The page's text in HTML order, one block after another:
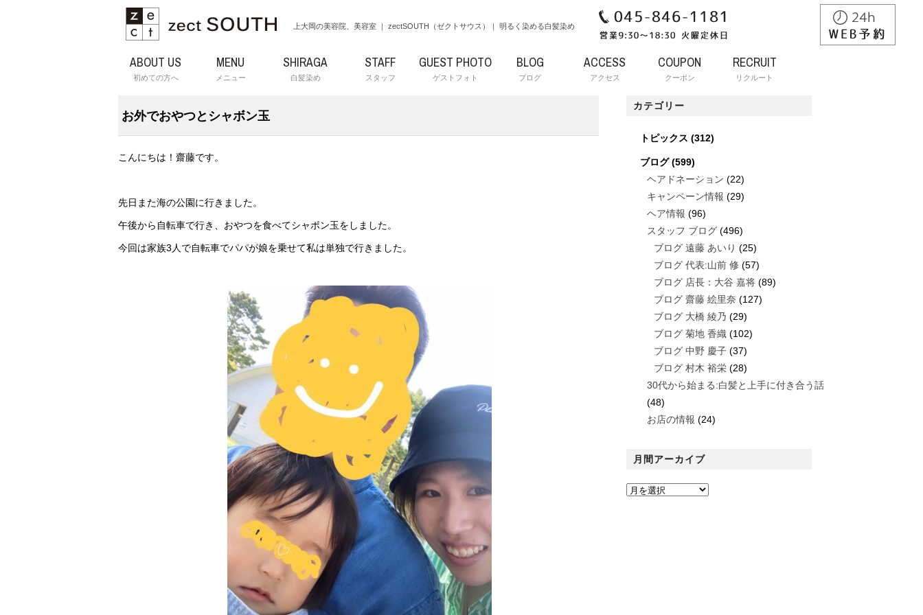
上大岡の美容院、美容室 ｜ zectSOUTH（ゼクトサウス）｜ 明るく染める白髪染め
ABOUT US
初めての方へ
MENU
メニュー
SHIRAGA
白髪染め
STAFF
スタッフ
GUEST PHOTO
ゲストフォト
BLOG
ブログ
ACCESS
アクセス
COUPON
クーポン
RECRUIT
リクルート
お外でおやつとシャボン玉
こんにちは！齋藤です。
先日また海の公園に行きました。
午後から自転車で行き、おやつを食べてシャボン玉をしました。
今回は家族3人で自転車でパパが娘を乗せて私は単独で行きました。
カテゴリー
トピックス (312)
ブログ(599)
ヘアドネーション (22)
キャンペーン情報 (29)
ヘア情報 (96)
スタッフ ブログ (496)
ブログ 遠藤 あいり (25)
ブログ 代表:山前 修 (57)
ブログ 店長：大谷 嘉将 (89)
ブログ 齋藤 絵里奈 (127)
ブログ 大橋 綾乃 (29)
ブログ 菊地 香織 (102)
ブログ 中野 慶子 (37)
ブログ 村木 裕栄 (28)
30代から始まる:白髪と上手に付き合う話
(48)
お店の情報 (24)
月間アーカイブ